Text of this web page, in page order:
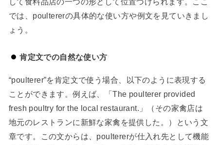
では、poultererの具体的な使い方や例文を見ていきまし
ょう。
肯定文での自然な使い方
“poulterer”を肯定文で使う場合、以下のように表現する
ことができます。例えば、「The poulterer provided
fresh poultry for the local restaurant.」（その家禽店は
地元のレストランに新鮮な家禽を提供した。）という文
章です。この文からは、poultererが仕入れ先として機能